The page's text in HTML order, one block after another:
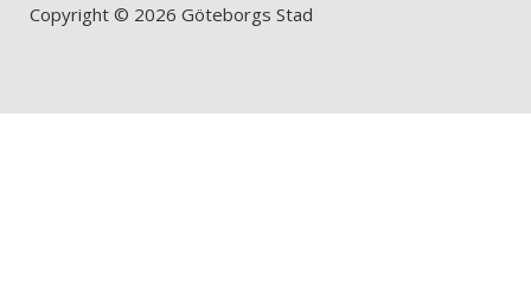
Copyright © 2026 Göteborgs Stad